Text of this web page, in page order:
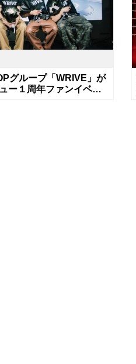
グループ「WRIVE」が
ー１周年ファンイベン